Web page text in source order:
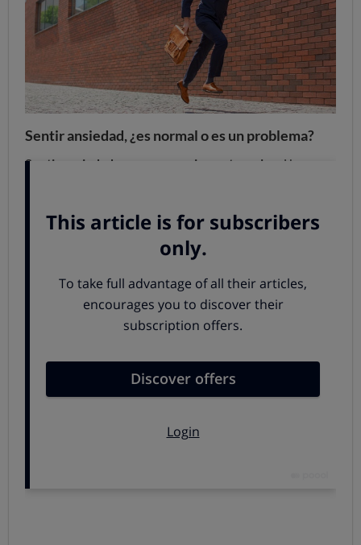
Sentir ansiedad, ¿es normal o es un problema?
Sentir ansiedad no es necesariamente malo,
ni hay que
peligros o riesgos en nuestro entorno o contexto, lo que
nos permite adaptarnos a la situación. Por eso, sentir
ansiedad es normal, esperable e, incluso, saludable en
algunos momentos, pero no así en otros.
La ansiedad es normal, aunque desagradable, cuando
situación ansiógena.
: desaparece a la par que la situación
Permite poner en marcha los recursos necesarios